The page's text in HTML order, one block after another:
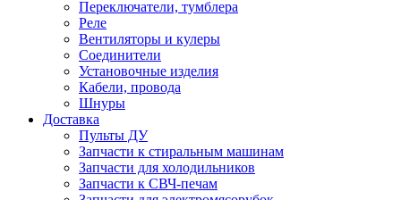
Переключатели, тумблера
Реле
Вентиляторы и кулеры
Соединители
Установочные изделия
Кабели, провода
Шнуры
Доставка
Пульты ДУ
Запчасти к стиральным машинам
Запчасти для холодильников
Запчасти к СВЧ-печам